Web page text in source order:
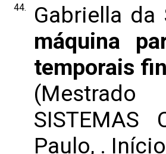
44.
Gabriella
máquina
temporais
(Mestrado
SISTEMAS
Paulo, .